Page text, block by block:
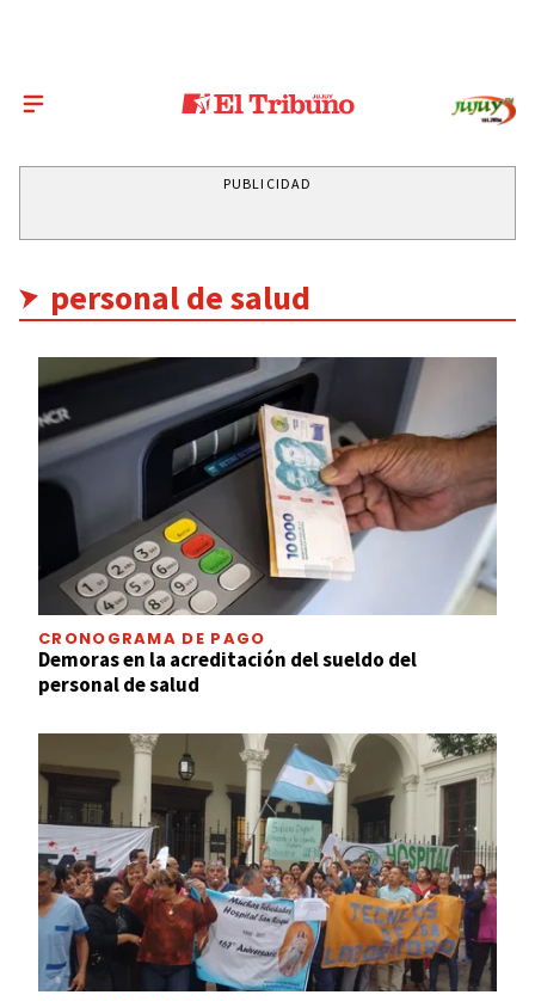
PUBLICIDAD
personal de salud
CRONOGRAMA DE PAGO
Demoras en la acreditación del sueldo del
personal de salud